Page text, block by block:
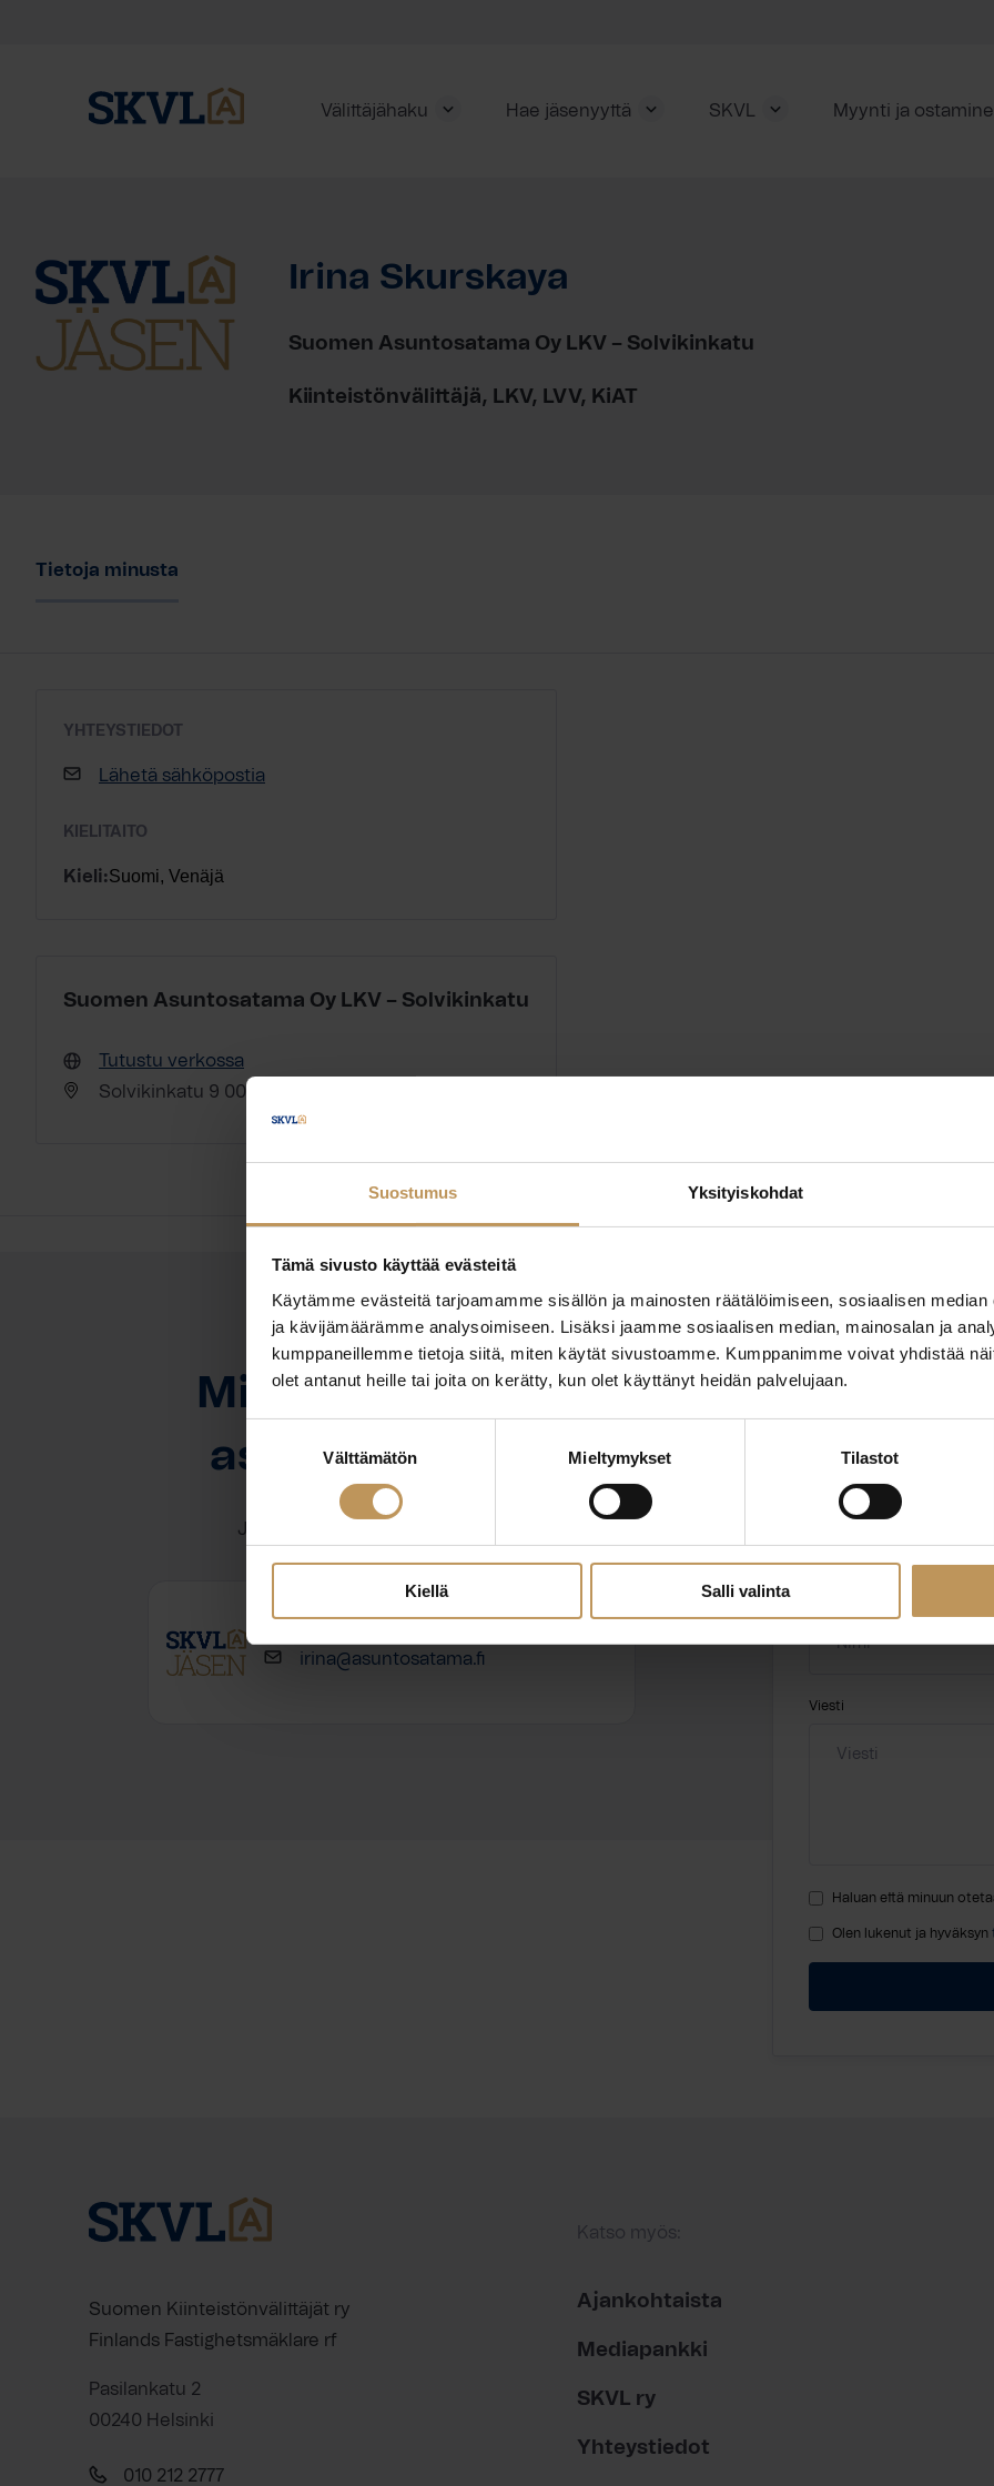
Suostumus Yksityiskohdat
Tämä sivusto käyttää evästeitä
Käytämme evästeitä tarjoamamme sisällön ja mainosten räätälöimiseen, sosiaalisen
ja kävijämäärämme analysoimiseen. Lisäksi jaamme sosiaalisen median, mainosalan ja
kumppaneillemme tietoja siitä, miten käytät sivustoamme. Kumppanimme voivat yhdistää
olet antanut heille tai joita on kerätty, kun olet käyttänyt heidän palvelujaan.
valinta
Välttämätön Mieltymykset Tilastot
Kiellä Salli valinta
Välittäjähaku Hae jäsenyyttä SKVL Myynti ja
Irina Skurskaya
Suomen Asuntosatama Oy LKV – Solvikinkatu
Kiinteistönvälittäjä, LKV, LVV, KiAT
Tietoja minusta
YHTEYSTIEDOT
Lähetä sähköpostia
KIELITAITO
Kieli:Suomi, Venäjä
Suomen Asuntosatama Oy LKV – Solvikinkatu
Tutustu verkossa
Solvikinkatu 9 00990 Helsinki
OTA YHTEYTTÄ
Miten voin auttaa
asuntoasioissa?
Jätä yhteystietosi, niin otan yhteyttä
Irina Skurskaya
irina@asuntosatama.fi
"
Viesti
Haluan että minuun
Olen lukenut ja hyväksyn
Suomen Kiinteistönvälittäjät ry
Finlands Fastighetsmäklare rf
Pasilankatu 2
00240 Helsinki
010 212 2777
Katso myös:
Ajankohtaista
Mediapankki
SKVL ry
Yhteystiedot